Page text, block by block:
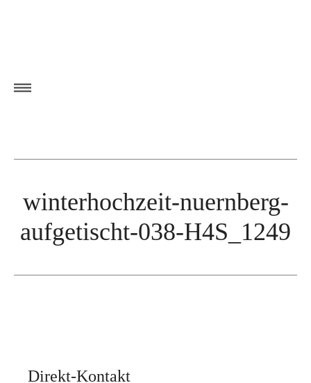
winterhochzeit-nuernberg-
aufgetischt-038-H4S_1249
Direkt-Kontakt